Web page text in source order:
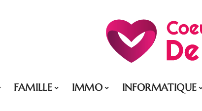
FAMILLE IMMO INFORMATIQUE